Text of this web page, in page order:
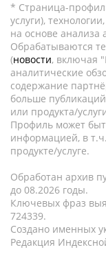
* Страница-
услуги),
на основе анализа
Обрабатываются
(новости, включая
аналитические
содержание
больше
или продукта/
Профиль может
информацией, в
продукте/услуге.
Обработан архив
до 08.2026 годы.
Ключевых фраз
724339.
Создано именных
Редакция